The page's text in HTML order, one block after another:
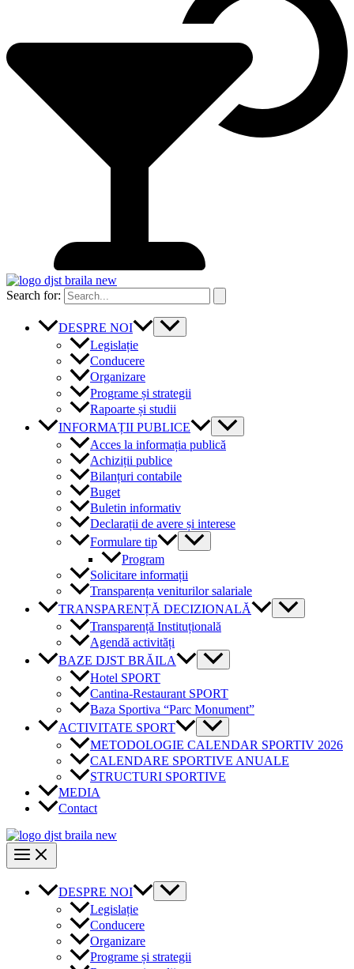
Search for:
DESPRE NOI
Legislație
Conducere
Organizare
Programe și strategii
Rapoarte și studii
INFORMAȚII PUBLICE
Acces la informația publică
Achiziții publice
Bilanțuri contabile
Buget
Buletin informativ
Declarații de avere și interese
Formulare tip
Program
Solicitare informații
Transparența veniturilor salariale
TRANSPARENȚĂ DECIZIONALĂ
Transparență Instituțională
Agendă activități
BAZE DJST BRĂILA
Hotel SPORT
Cantina-Restaurant SPORT
Baza Sportiva “Parc Monument”
ACTIVITATE SPORT
METODOLOGIE CALENDAR SPORTIV 2026
CALENDARE SPORTIVE ANUALE
STRUCTURI SPORTIVE
MEDIA
Contact
DESPRE NOI
Legislație
Conducere
Organizare
Programe și strategii